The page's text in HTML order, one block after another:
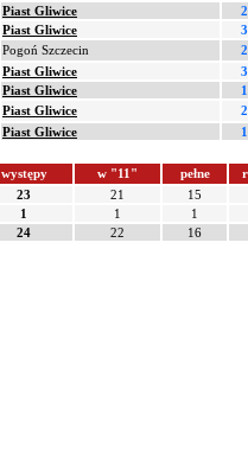
Piast Gliwice
Piast Gliwice
Pogoń Szczecin
Piast Gliwice
Piast Gliwice
Piast Gliwice
Piast Gliwice
występy w "11" pełne
23 21
15
1 1
1
24 22 16